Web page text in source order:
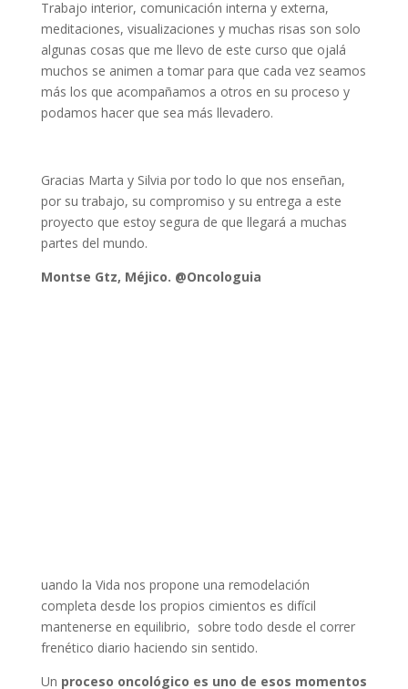
Trabajo interior, comunicación interna y externa,
meditaciones, visualizaciones y muchas risas son solo
algunas cosas que me llevo de este curso que ojalá
muchos se animen a tomar para que cada vez seamos
más los que acompañamos a otros en su proceso y
podamos hacer que sea más llevadero.
Gracias Marta y Silvia por todo lo que nos enseñan,
por su trabajo, su compromiso y su entrega a este
proyecto que estoy segura de que llegará a muchas
partes del mundo.
Montse Gtz, Méjico. @Oncologuia
uando la Vida nos propone una remodelación
completa desde los propios cimientos es difícil
mantenerse en equilibrio, sobre todo desde el correr
frenético diario haciendo sin sentido.
Un proceso oncológico es uno de esos momentos